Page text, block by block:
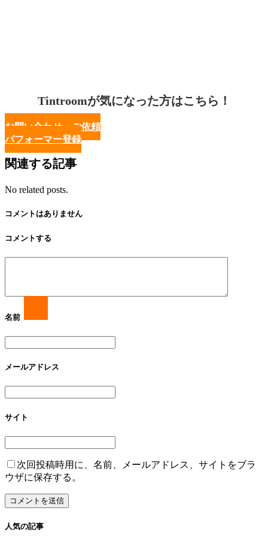
Tintroomが気になった方はこちら！
お問い合わせ・ご依頼
パフォーマー登録
関連する記事
No related posts.
コメントはありません
コメントする
名前
メールアドレス
サイト
次回投稿時用に、名前、メールアドレス、サイトをブラ
ウザに保存する。
人気の記事